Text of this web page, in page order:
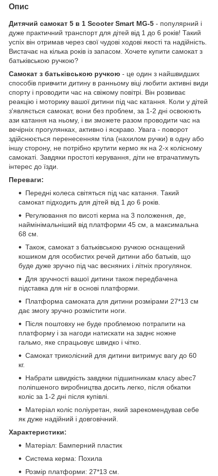
Опис
Дитячий самокат 5 в 1 Scooter Smart MG-5 - популярний і
дуже практичний транспорт для дітей від 1 до 6 років! Такий
успіх він отримав через свої чудові ходові якості та надійність.
Вистачає на кілька років із запасом. Хочете купити самокат з
батьківською ручкою?
Самокат з батьківською ручкою - це один з найшвидших
способів привчити дитину в ранньому віці любити активні види
спорту і проводити час на свіжому повітрі. Він розвиває
реакцію і моторику вашої дитини під час катання. Коли у дітей
з'являється самокат, вони без проблем, за 1-2 дні освоюють
ази катання на ньому, і ви зможете разом проводити час на
вечірніх прогулянках, активно і яскраво. Увага - поворот
здійснюється перенесенням тіла (нахилом ручки) в одну або
іншу сторону, не потрібно крутити кермо як на 2-х колісному
самокаті. Завдяки простоті керування, діти не втрачатимуть
інтерес до їзди.
Переваги:
Передні колеса світяться під час катання. Такий
самокат підходить для дітей від 1 до 6 років.
Регулювання по висоті керма на 3 положення, де,
наймінімальніший від платформи 45 см, а максимальна
68 см.
Також, самокат з батьківською ручкою оснащений
кошиком для особистих речей дитини або батьків, що
буде дуже зручно під час весняних і літніх прогулянок.
Для зручності вашої дитини також передбачена
підставка для ніг в основі платформи.
Платформа самоката для дитини розмірами 27*13 см
дає змогу зручно розмістити ноги.
Після поштовху не буде проблемою потрапити на
платформу і за нагоди натискати на заднє ножне
гальмо, яке спрацьовує швидко і чітко.
Самокат триколісний для дитини витримує вагу до 60
кг.
Набрати швидкість завдяки підшипникам класу abec7
поліпшеного виробництва досить легко, після обкатки
коліс за 1-2 дні після купівлі.
Матеріал коліс поліуретан, який зарекомендував себе
як дуже надійний і довговічний.
Характеристики:
Матеріал: Бамперний пластик
Система керма: Похила
Розмір платформи: 27*13 см.